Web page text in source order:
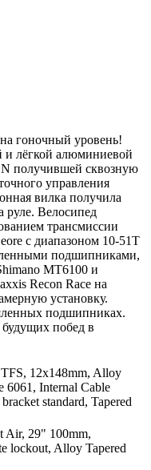
гоночный уровень!
и лёгкой алюминиевой
получившей сквозную
управления
вилка получила
руле. Велосипед
трансмиссии
с диапазоном 10-51T
подшипниками,
MT6100 и
Recon Race на
установку.
подшипниках.
побед в
12x148mm, Alloy
6061, Internal Cable
standard, Tapered
Air, 29" 100mm,
lockout, Alloy Tapered